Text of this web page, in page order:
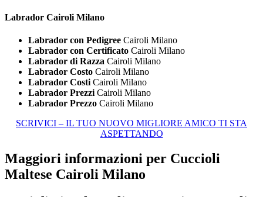
Labrador Cairoli Milano
Labrador con Pedigree Cairoli Milano
Labrador con Certificato Cairoli Milano
Labrador di Razza Cairoli Milano
Labrador Costo Cairoli Milano
Labrador Costi Cairoli Milano
Labrador Prezzi Cairoli Milano
Labrador Prezzo Cairoli Milano
SCRIVICI – IL TUO NUOVO MIGLIORE AMICO TI STA
ASPETTANDO
Maggiori informazioni per Cuccioli
Maltese Cairoli Milano